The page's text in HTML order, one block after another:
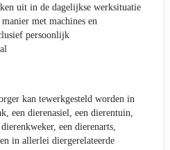
uit in de dagelijkse werksituatie
met machines en
persoonlijk
kan tewerkgesteld worden in
een dierenasiel, een dierentuin,
een dierenarts,
in allerlei diergerelateerde